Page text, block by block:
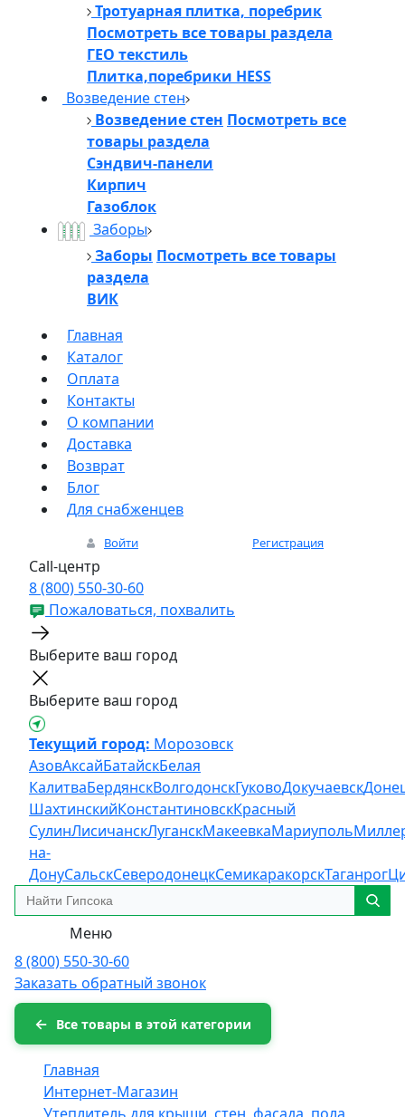
Тротуарная плитка, поребрик
Посмотреть все товары раздела
ГЕО текстиль
Плитка,поребрики HESS
Возведение стен
Возведение стен Посмотреть все
товары раздела
Сэндвич-панели
Кирпич
Газоблок
Заборы
Заборы Посмотреть все товары
раздела
ВИК
Главная
Каталог
Оплата
Контакты
О компании
Доставка
Возврат
Блог
Для снабженцев
Войти Регистрация
Call-центр
8 (800) 550-30-60
Пожаловаться, похвалить
Выберите ваш город
Выберите ваш город
Текущий город: Морозовск
АзовАксайБатайскБелая
КалитваБердянскВолгодонскГуковоДокучаевск
ШахтинскийКонстантиновскКрасный
СулинЛисичанскЛуганскМакеевкаМариуполь
на-
ДонуСальскСеверодонецкСемикаракорскТаганрог
Меню
8 (800) 550-30-60
Заказать обратный звонок
Все товары в этой категории
Главная
Интернет-Магазин